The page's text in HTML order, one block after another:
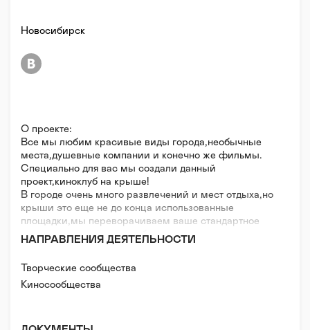
О проекте:
Все мы любим красивые виды города,необычные
места,душевные компании и конечно же фильмы.
Специально для вас мы создали данный
проект,киноклуб на крыше!
В городе очень много развлечений и мест отдыха,но
крыши это еще не до конца использованные
площадки,мы переворачиваем ваше стандартное
представление о киноклубе.
Пледы,стулья,чай и кофе.Люди,фото вид на
словами можно описать то,что творится на
крыше,где мы проводим встречи.
Осенью и зимой мы показываем вам кинокартины
НАПРАВЛЕНИЯ ДЕЯТЕЛЬНОСТИ
Творческие сообщества
Киносообщества
Новосибирск